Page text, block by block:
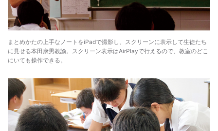
まとめかたの上手なノートをiPadで撮影し、スクリーンに表示して生徒たち
に見せる本田康男教諭。スクリーン表示はAirPlayで行えるので、教室のどこ
にいても操作できる。